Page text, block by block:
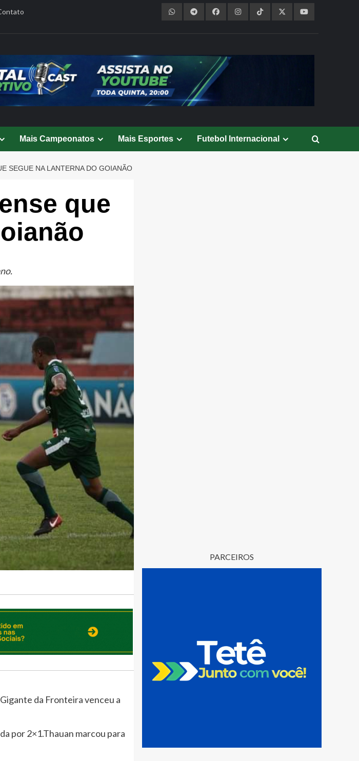
Mais Campeonatos Mais Esportes Futebol Internacional
SEGUE NA LANTERNA DO GOIANÃO
que
da Fronteira venceu a
por 2×1.Thauan marcou para
PARCEIROS